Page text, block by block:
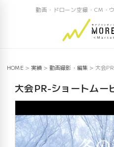
動画・ドローン空撮・CM・
HOME > 実績 > 動画撮影・編集 > 大会
大会PR-ショートムー